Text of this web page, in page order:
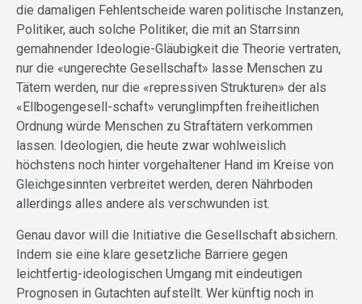
die damaligen Fehlentscheide waren politische Instanzen,
Politiker, auch solche Politiker, die mit an Starrsinn
gemahnender Ideologie-Gläubigkeit die Theorie vertraten,
nur die «ungerechte Gesellschaft» lasse Menschen zu
Tätern werden, nur die «repressiven Strukturen» der als
«Ellbogengesell-schaft» verunglimpften freiheitlichen
Ordnung würde Menschen zu Straftätern verkommen
lassen. Ideologien, die heute zwar wohlweislich
höchstens noch hinter vorgehaltener Hand im Kreise von
Gleichgesinnten verbreitet werden, deren Nährboden
allerdings alles andere als verschwunden ist.
Genau davor will die Initiative die Gesellschaft absichern.
Indem sie eine klare gesetzliche Barriere gegen
leichtfertig-ideologischen Umgang mit eindeutigen
Prognosen in Gutachten aufstellt. Wer künftig noch in